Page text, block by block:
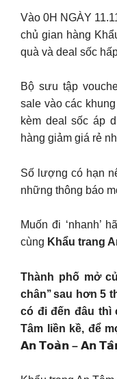
Vào 0H NGÀY
chủ gian hàng
quà và deal sốc
Bộ sưu tập
sale vào các
kèm deal sốc áp
hàng giảm giá rẻ
Số lượng có hạn
những thông báo
Muốn đi ‘nhanh’
cùng Khẩu trang
Thành phố mở
chân’’ sau hơn 5
có đi đến đâu thì
Tâm liền kề, để
𝗔𝗻 𝗧𝗼𝗮̀𝗻 – 𝗔𝗻